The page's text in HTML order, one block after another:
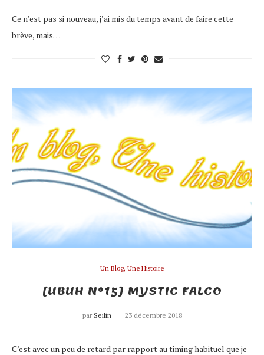
Ce n’est pas si nouveau, j’ai mis du temps avant de faire cette
brève, mais…
Un Blog, Une Histoire
[UBUH N°15] MYSTIC FALCO
par Seilin 23 décembre 2018
C’est avec un peu de retard par rapport au timing habituel que je